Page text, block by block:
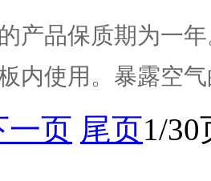
产品保质期为一
内使用。暴露空
一页 尾页1/